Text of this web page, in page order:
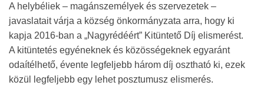
A helybéliek – magánszemélyek és szervezetek –
javaslatait várja a község önkormányzata arra, hogy ki
kapja 2016-ban a „Nagyrédéért” Kitüntető Díj elismerést.
A kitüntetés egyéneknek és közösségeknek egyaránt
odaítélhető, évente legfeljebb három díj osztható ki, ezek
közül legfeljebb egy lehet posztumusz elismerés.